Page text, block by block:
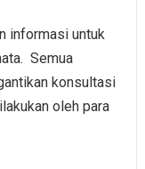
informasi untuk
Semua
konsultasi
oleh para